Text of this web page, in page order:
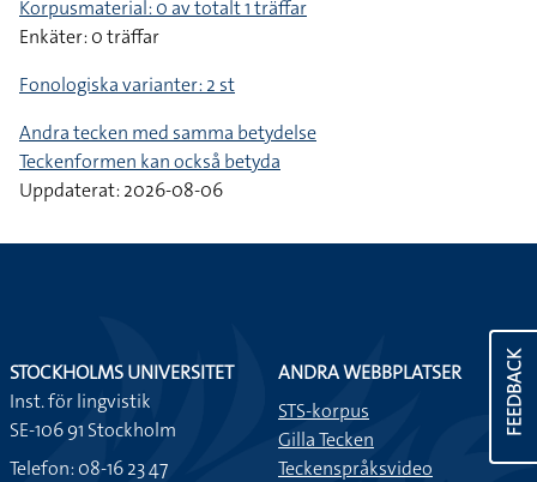
Korpusmaterial: 0 av totalt 1 träffar
Enkäter: 0 träffar
Fonologiska varianter: 2 st
Andra tecken med samma betydelse
Teckenformen kan också betyda
Uppdaterat: 2026-08-06
FEEDBACK
STOCKHOLMS UNIVERSITET
Inst. för lingvistik
SE-106 91 Stockholm
Telefon: 08-16 23 47
ANDRA WEBBPLATSER
STS-korpus
Gilla Tecken
Teckenspråksvideo